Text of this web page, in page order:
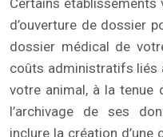
d’ouverture de dossier
dossier médical de
coûts administratifs liés
votre animal, à la tenue
l’archivage de ses
inclure la création